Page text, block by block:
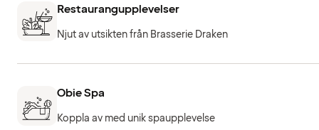
Restaurangupplevelser
Njut av utsikten från Brasserie Draken
Obie Spa
Koppla av med unik spaupplevelse